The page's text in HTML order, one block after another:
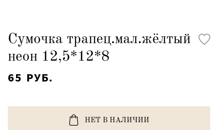
Сумочка трапец.мал.жёлтый
неон 12,5*12*8
65 РУБ.
НЕТ В НАЛИЧИИ